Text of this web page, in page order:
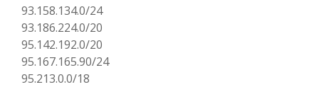
93.158.134.0/24
93.186.224.0/20
95.142.192.0/20
95.167.165.90/24
95.213.0.0/18